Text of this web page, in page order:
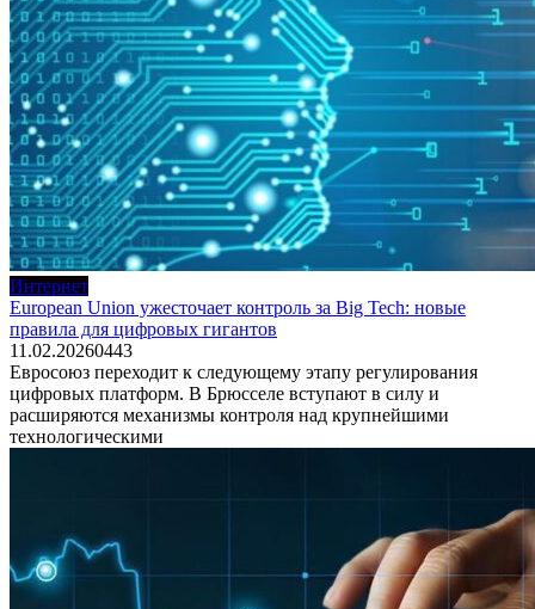
Интернет
European Union ужесточает контроль за Big Tech: новые
правила для цифровых гигантов
11.02.20260443
Евросоюз переходит к следующему этапу регулирования
цифровых платформ. В Брюсселе вступают в силу и
расширяются механизмы контроля над крупнейшими
технологическими